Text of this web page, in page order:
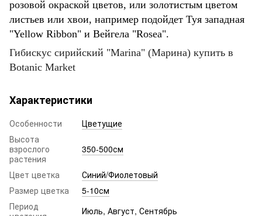
розовой окраской цветов, или золотистым цветом
листьев или хвои, например подойдет Туя западная
"Yellow Ribbon" и Вейгела "Rosea".
Гибискус сирийский "Marina" (Марина) купить в
Botanic Market
Характеристики
Особенности
Цветущие
Высота
взрослого
растения
350-500см
Цвет цветка
Синий/Фиолетовый
Размер цветка
5-10см
Период
Июль, Август, Сентябрь